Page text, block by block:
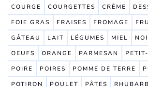
COURGE
COURGETTES CRÈME
FOIE GRAS
FRAISES FROMAGE
GÂTEAU
LAIT LÉGUMES MIEL
OEUFS
ORANGE PARMESAN
POIRE
POIRES POMME DE TERRE
POTIRON
POULET PÂTES